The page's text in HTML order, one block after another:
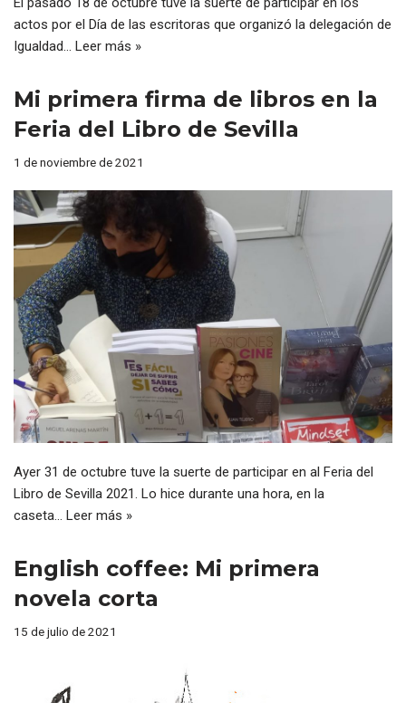
actos por el Día de las escritoras que organizó la delegación de
Igualdad… Leer más »
Mi primera firma de libros en la
Feria del Libro de Sevilla
1 de noviembre de 2021
Ayer 31 de octubre tuve la suerte de participar en al Feria del
Libro de Sevilla 2021. Lo hice durante una hora, en la
caseta… Leer más »
English coffee: Mi primera
novela corta
15 de julio de 2021